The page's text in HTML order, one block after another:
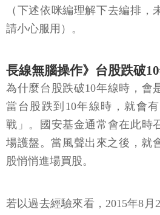
（下述依咪編理解下去編排，
請小心服用）。
長線無腦操作》台股跌破
為什麼台股跌破10年線時，會
當台股跌到10年線時，就會
戰」。國安基金通常會在此時
場護盤。當風聲出來之後，就
股悄悄進場買股。
若以過去經驗來看，2015年8月